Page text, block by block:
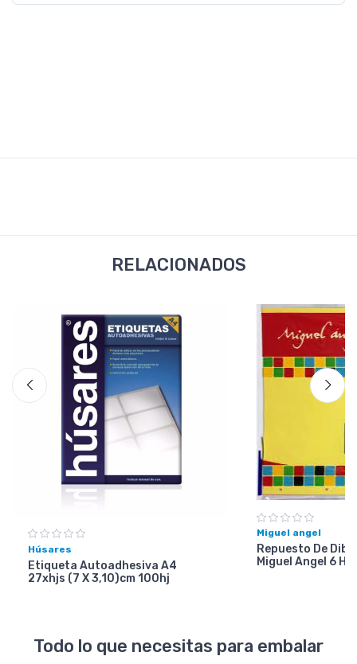
RELACIONADOS
Húsares
Etiqueta Autoadhesiva A4
27xhjs (7 X 3,10)cm 100hj
Miguel angel
Repuesto De
Miguel Angel 6
Todo lo que necesitas para embalar